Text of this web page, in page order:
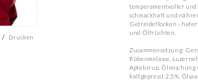
/ Drucken
temperamentvoller
schmackhaft und
Getreideflocken -
und Ölfrüchten.
Zusammensetzung:
Rübenmelasse,
Apfelsirup,
kaltgepresst 2,5%,